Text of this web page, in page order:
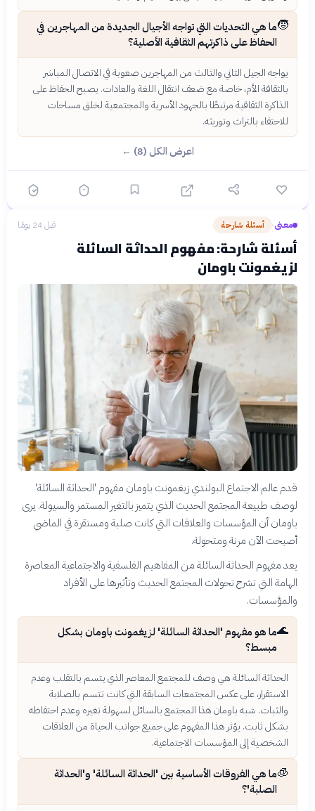
🧒ما هي التحديات التي تواجه الأجيال الجديدة من المهاجرين في
الحفاظ على ذاكرتهم الثقافية الأصلية؟
يواجه الجيل الثاني والثالث من المهاجرين صعوبة في الاتصال المباشر
بالثقافة الأم، خاصة مع ضعف انتقال اللغة والعادات. يصبح الحفاظ على
الذاكرة الثقافية مرتبطًا بالجهود الأسرية والمجتمعية لخلق مساحات
للاحتفاء بالتراث وتوريثه.
اعرض الكل (8) ←
معنى› أسئلة شارحة قبل 24 يومًا
أسئلة شارحة: مفهوم الحداثة السائلة
لزيغمونت باومان
قدم عالم الاجتماع البولندي زيغمونت باومان مفهوم 'الحداثة السائلة'
لوصف طبيعة المجتمع الحديث الذي يتميز بالتغير المستمر والسيولة. يرى
باومان أن المؤسسات والعلاقات التي كانت صلبة ومستقرة في الماضي
أصبحت الآن مرنة ومتحولة.
يعد مفهوم الحداثة السائلة من المفاهيم الفلسفية والاجتماعية المعاصرة
الهامة التي تشرح تحولات المجتمع الحديث وتأثيرها على الأفراد
والمؤسسات.
🌊ما هو مفهوم 'الحداثة السائلة' لزيغمونت باومان بشكل
مبسط؟
الحداثة السائلة هي وصف للمجتمع المعاصر الذي يتسم بالتقلب وعدم
الاستقرار، على عكس المجتمعات السابقة التي كانت تتسم بالصلابة
والثبات. شبه باومان هذا المجتمع بالسائل لسهولة تغيره وعدم احتفاظه
بشكل ثابت. يؤثر هذا المفهوم على جميع جوانب الحياة من العلاقات
الشخصية إلى المؤسسات الاجتماعية.
🧊ما هي الفروقات الأساسية بين 'الحداثة السائلة' و'الحداثة
الصلبة'؟